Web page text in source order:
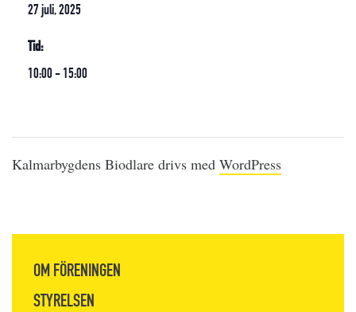
27 juli, 2025
Tid:
10:00 - 15:00
Kalmarbygdens Biodlare drivs med WordPress
OM FÖRENINGEN
STYRELSEN